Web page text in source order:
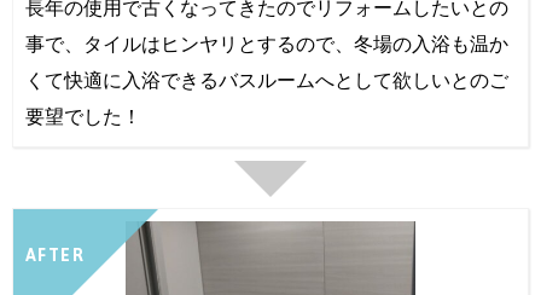
長年の使用で古くなってきたのでリフォームしたいとの
事で、タイルはヒンヤリとするので、冬場の入浴も温か
くて快適に入浴できるバスルームへとして欲しいとのご
要望でした！
AFTER